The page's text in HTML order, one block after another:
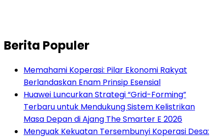
Berita Populer
Memahami Koperasi: Pilar Ekonomi Rakyat
Berlandaskan Enam Prinsip Esensial
Huawei Luncurkan Strategi “Grid-Forming”
Terbaru untuk Mendukung Sistem Kelistrikan
Masa Depan di Ajang The Smarter E 2026
Menguak Kekuatan Tersembunyi Koperasi Desa: